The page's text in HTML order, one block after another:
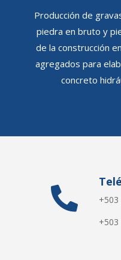
Producción de
piedra en bruto y
de la construcción
agregados para
concreto

+503
+503